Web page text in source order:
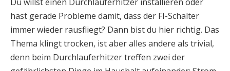
hast gerade Probleme damit, dass der FI-Schalter
immer wieder rausfliegt? Dann bist du hier richtig. Das
Thema klingt trocken, ist aber alles andere als trivial,
denn beim Durchlauferhitzer treffen zwei der